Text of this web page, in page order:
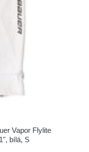
Vapor Flylite
bílá, S